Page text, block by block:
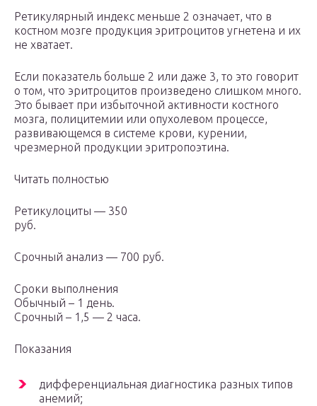
Ретикулярный индекс меньше 2 означает, что в
костном мозге продукция эритроцитов угнетена и их
не хватает.
Если показатель больше 2 или даже 3, то это говорит
о том, что эритроцитов произведено слишком много.
Это бывает при избыточной активности костного
мозга, полицитемии или опухолевом процессе,
развивающемся в системе крови, курении,
чрезмерной продукции эритропоэтина.
Читать полностью
Ретикулоциты — 350
руб.
Срочный анализ — 700 руб.
Сроки выполнения
Обычный – 1 день.
Срочный – 1,5 — 2 часа.
Показания
дифференциальная диагностика разных типов
анемий;